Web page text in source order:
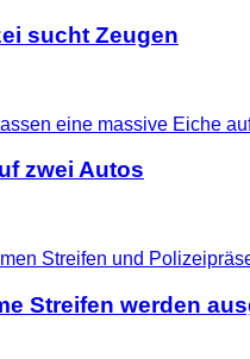
sucht Zeugen
zwei Autos
Streifen werden